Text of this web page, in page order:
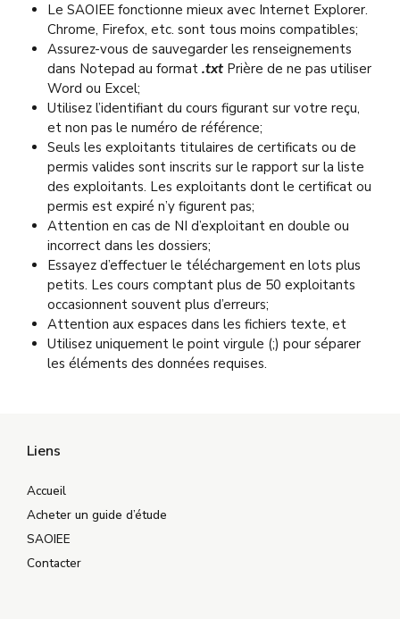
Le SAOIEE fonctionne mieux avec Internet Explorer.
Chrome, Firefox, etc. sont tous moins compatibles;
Assurez-vous de sauvegarder les renseignements
dans Notepad au format .txtPrière de ne pas utiliser
Word ou Excel;
Utilisez l’identifiant du cours figurant sur votre reçu,
et non pas le numéro de référence;
Seuls les exploitants titulaires de certificats ou de
permis valides sont inscrits sur le rapport sur la liste
des exploitants. Les exploitants dont le certificat ou
permis est expiré n’y figurent pas;
Attention en cas de NI d’exploitant en double ou
incorrect dans les dossiers;
Essayez d’effectuer le téléchargement en lots plus
petits. Les cours comptant plus de 50 exploitants
occasionnent souvent plus d’erreurs;
Attention aux espaces dans les fichiers texte, et
Utilisez uniquement le point virgule (;) pour séparer
les éléments des données requises.
Liens
Accueil
Acheter un guide d’étude
SAOIEE
Contacter